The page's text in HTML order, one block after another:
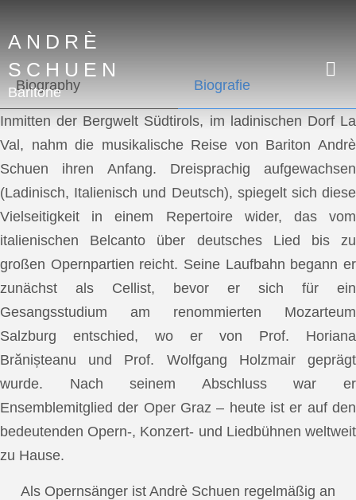
ANDRÈ
SCHUEN
Baritone
Biography Biografie
Inmitten der Bergwelt Südtirols, im ladinischen Dorf La
Val, nahm die musikalische Reise von Bariton Andrè
Schuen ihren Anfang. Dreisprachig aufgewachsen
(Ladinisch, Italienisch und Deutsch), spiegelt sich diese
Vielseitigkeit in einem Repertoire wider, das vom
italienischen Belcanto über deutsches Lied bis zu
großen Opernpartien reicht. Seine Laufbahn begann er
zunächst als Cellist, bevor er sich für ein
Gesangsstudium am renommierten Mozarteum
Salzburg entschied, wo er von Prof. Horiana
Brănișteanu und Prof. Wolfgang Holzmair geprägt
wurde. Nach seinem Abschluss war er
Ensemblemitglied der Oper Graz – heute ist er auf den
bedeutenden Opern-, Konzert- und Liedbühnen weltweit
zu Hause.
Als Opernsänger ist Andrè Schuen regelmäßig an